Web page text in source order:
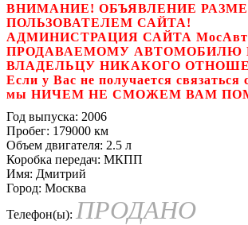
ВНИМАНИЕ! ОБЪЯВЛЕНИЕ
ПОЛЬЗОВАТЕЛЕМ САЙТА!
АДМИНИСТРАЦИЯ САЙТА
ПРОДАВАЕМОМУ АВТОМОБИЛЮ
ВЛАДЕЛЬЦУ НИКАКОГО
Если у Вас не получается связаться
мы НИЧЕМ НЕ СМОЖЕМ ВАМ
Год выпуска: 2006
Пробег: 179000 км
Объем двигателя: 2.5 л
Коробка передач: МКПП
Имя: Дмитрий
Город: Москва
Телефон(ы): ПРОДАНО